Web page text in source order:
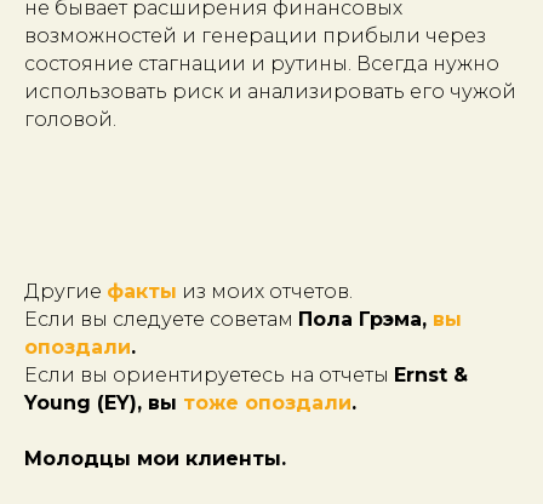
не бывает расширения финансовых
возможностей и генерации прибыли через
состояние стагнации и рутины. Всегда нужно
использовать риск и анализировать его чужой
головой.
Другие факты из моих отчетов.
Если вы следуете советам Пола Грэма, вы
опоздали.
Если вы ориентируетесь на отчеты Ernst &
Young (EY), вы тоже опоздали.
Молодцы мои клиенты.